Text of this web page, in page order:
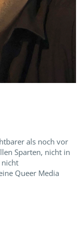
als noch vor
Sparten, nicht in
nicht
Queer Media